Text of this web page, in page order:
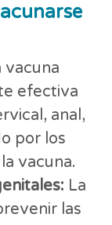
vacuna
efectiva
anal,
por los
vacuna.
La
las